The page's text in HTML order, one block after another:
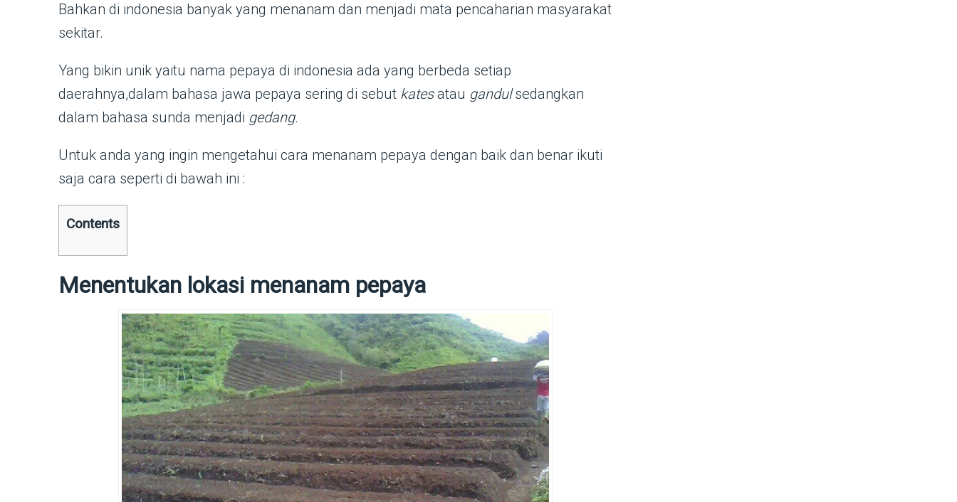
Bahkan di indonesia banyak yang menanam dan menjadi mata pencaharian masyarakat
sekitar.
Yang bikin unik yaitu nama pepaya di indonesia ada yang berbeda setiap
daerahnya,dalam bahasa jawa pepaya sering di sebut katesatau gandulsedangkan
dalam bahasa sunda menjadi gedang.
Untuk anda yang ingin mengetahui cara menanam pepaya dengan baik dan benar ikuti
saja cara seperti di bawah ini :
Contents
Menentukan lokasi menanam pepaya